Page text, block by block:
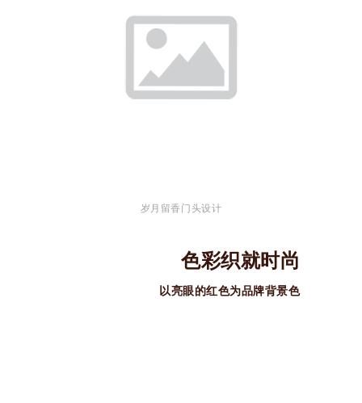
岁月留香门头设计
色彩织就时尚
以亮眼的红色为品牌背景色